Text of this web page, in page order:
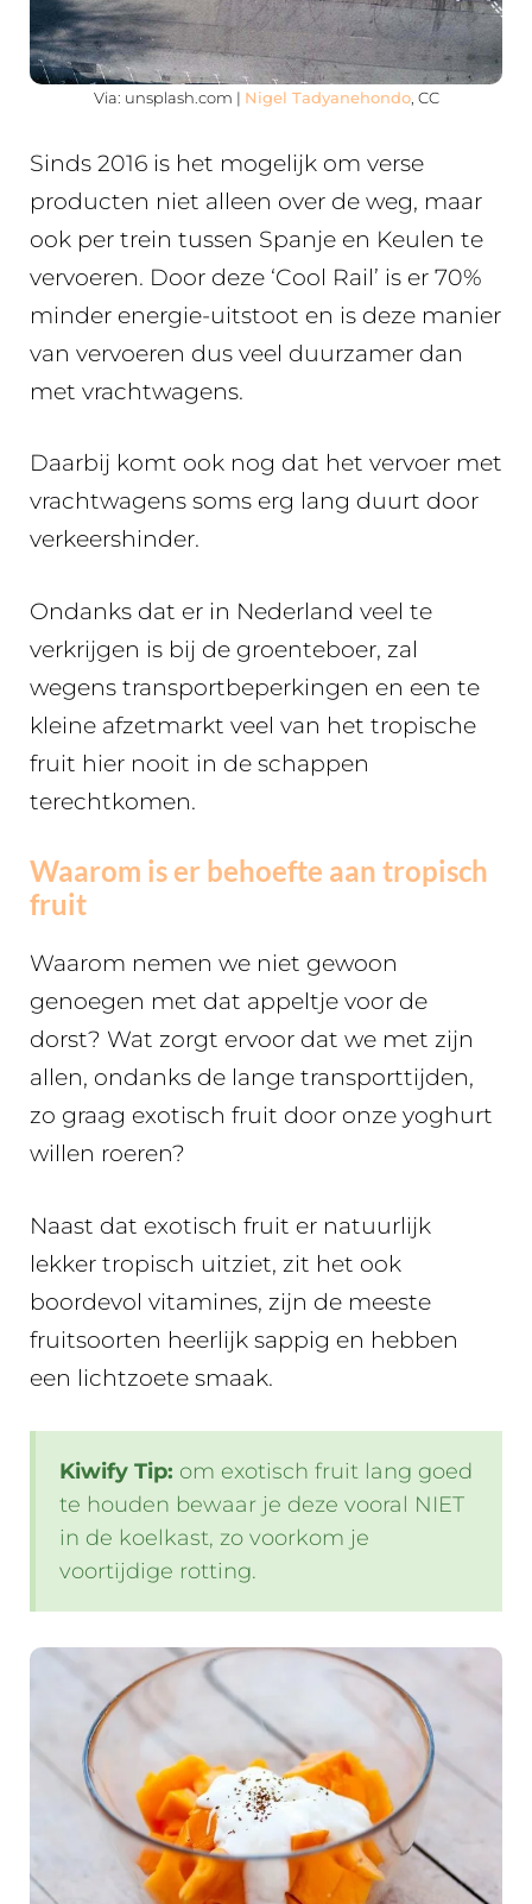
Via: unsplash.com | Nigel Tadyanehondo, CC
Sinds 2016 is het mogelijk om verse
producten niet alleen over de weg, maar
ook per trein tussen Spanje en Keulen te
vervoeren. Door deze ‘Cool Rail’ is er 70%
minder energie-uitstoot en is deze manier
van vervoeren dus veel duurzamer dan
met vrachtwagens.
Daarbij komt ook nog dat het vervoer met
vrachtwagens soms erg lang duurt door
verkeershinder.
Ondanks dat er in Nederland veel te
verkrijgen is bij de groenteboer, zal
wegens transportbeperkingen en een te
kleine afzetmarkt veel van het tropische
fruit hier nooit in de schappen
terechtkomen.
Waarom is er behoefte aan tropisch
fruit
Waarom nemen we niet gewoon
genoegen met dat appeltje voor de
dorst? Wat zorgt ervoor dat we met zijn
allen, ondanks de lange transporttijden,
zo graag exotisch fruit door onze yoghurt
willen roeren?
Naast dat exotisch fruit er natuurlijk
lekker tropisch uitziet, zit het ook
boordevol vitamines, zijn de meeste
fruitsoorten heerlijk sappig en hebben
een lichtzoete smaak.
Kiwify Tip: om exotisch fruit lang goed
te houden bewaar je deze vooral NIET
in de koelkast, zo voorkom je
voortijdige rotting.